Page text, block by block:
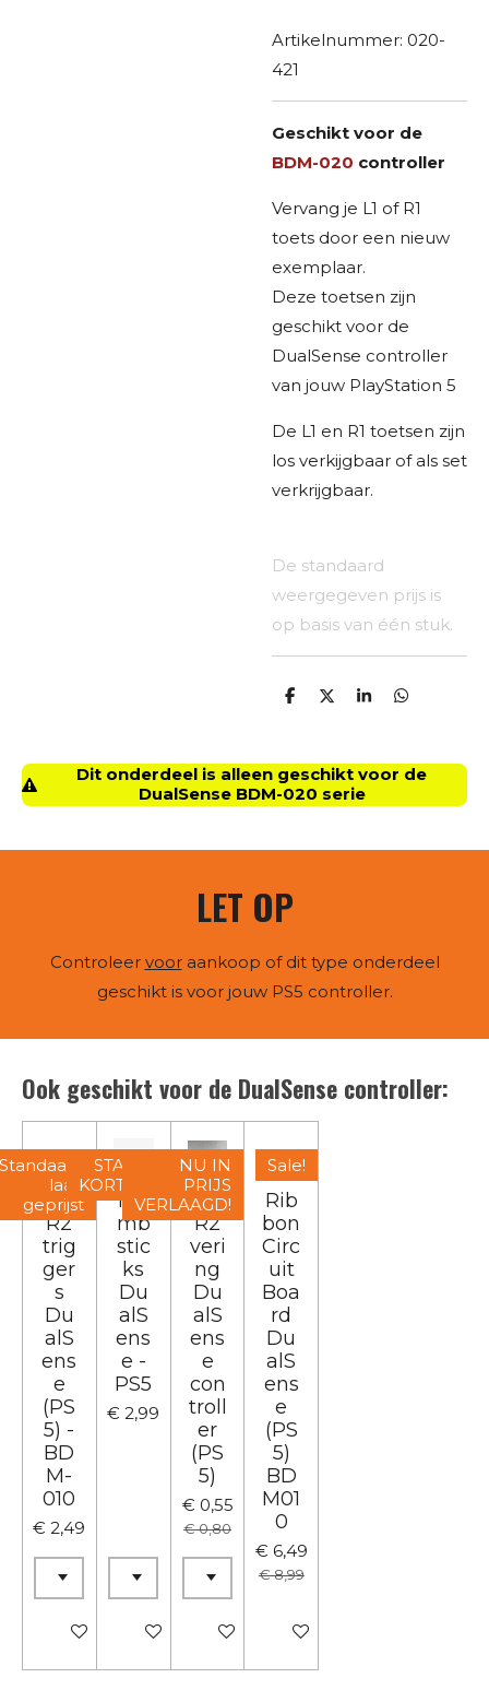
Artikelnummer: 020-
421
Geschikt voor de
BDM-020 controller
Vervang je L1 of R1
toets door een nieuw
exemplaar.
​Deze toetsen zijn
geschikt voor de
DualSense controller
van jouw PlayStation 5
De L1 en R1 toetsen zijn
los verkijgbaar of als set
verkrijgbaar.
De standaard
weergegeven prijs is
op basis van één stuk.
D
n
D
S
e
D
n
Dit onderdeel is alleen geschikt voor de
DualSense BDM-020 serie
LET OP
Controleer vooraankoop of dit type onderdeel
geschikt is voor jouw PS5 controller.
Ook geschikt voor de DualSense controller:
laag
geprijst
L2 /
R2
trig
ger
s
Du
alS
ens
e
(PS
5) -
BD
M-
010
€ 2,49
Bekijk details
STAPEL
KORTING
Thu
mb
stic
ks
Du
alS
ens
e -
PS5
€ 2,99
In winkelwagen
NU IN
PRIJS
VERLAAGD!
L2 /
R2
veri
ng
Du
alS
ens
e
con
troll
er
(PS
5)
€ 0,55
€ 0,80
In winkelwagen
Sale!
Rib
bon
Circ
uit
Boa
rd
Du
alS
ens
e
(PS
5)
BD
M01
0
€ 6,49
€ 8,99
In winkelwagen